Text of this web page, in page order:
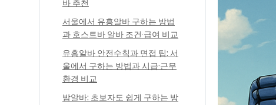
바 추천
서울에서 유흥알바 구하는 방법
과 호스트바 알바 조건·급여 비교
유흥알바 안전수칙과 면접 팁: 서
울에서 구하는 방법과 시급·근무
환경 비교
밤알바: 초보자도 쉽게 구하는 방